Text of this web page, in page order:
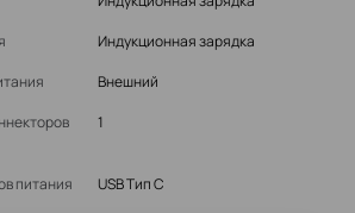
Индукционная зарядка
Внешний
1
питания
USB Тип C